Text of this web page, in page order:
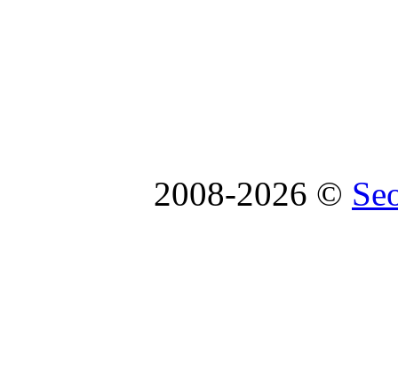
2008-2026 ©